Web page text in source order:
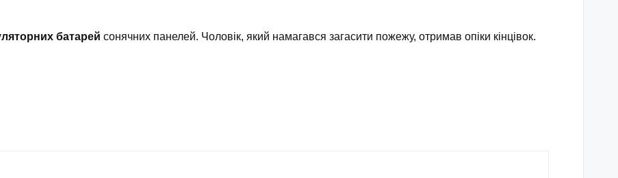
батарей сонячних панелей. Чоловік, який намагався загасити пожежу, отримав опіки кінцівок.